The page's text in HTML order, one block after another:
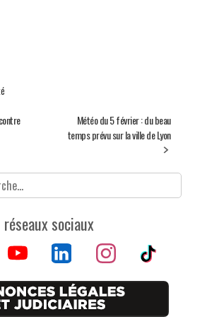
Météo du 5 février : du beau
temps prévu sur la ville de Lyon
réseaux sociaux